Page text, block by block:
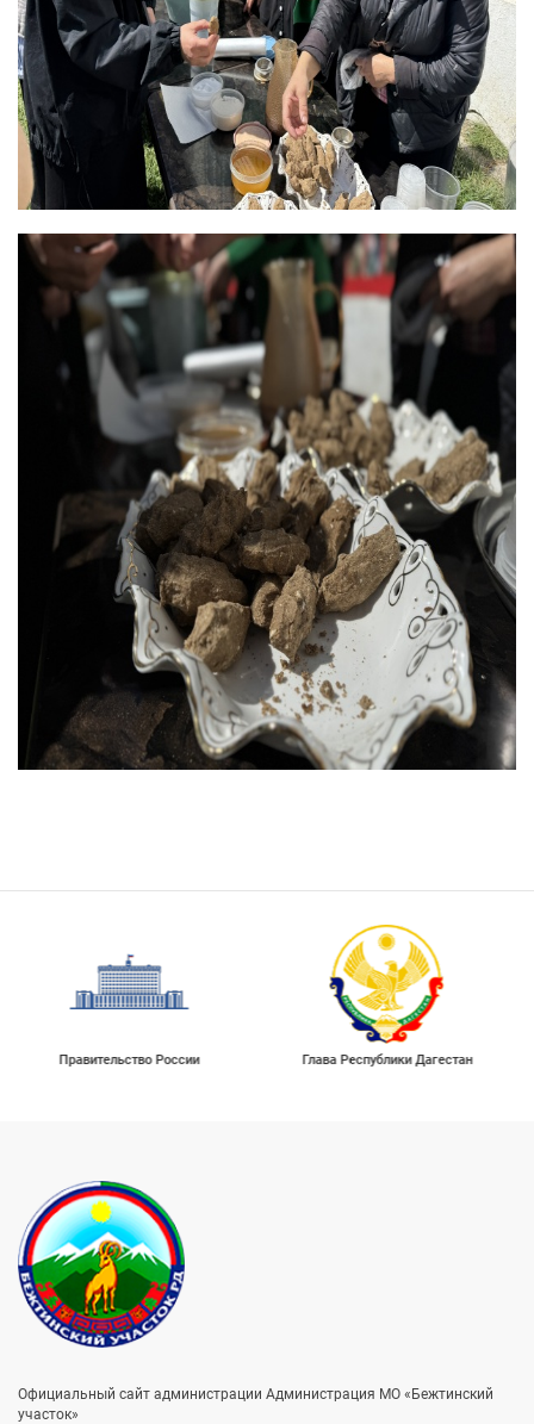
Правительство России Глава Республики Дагестан
Официальный сайт администрации Администрация МО «Бежтинский
участок»